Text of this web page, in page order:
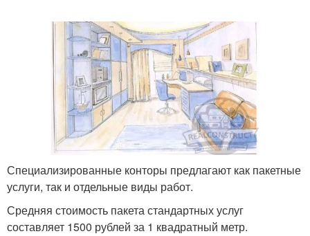
Специализированные конторы предлагают как пакетные
услуги, так и отдельные виды работ.
Средняя стоимость пакета стандартных услуг
составляет 1500 рублей за 1 квадратный метр.